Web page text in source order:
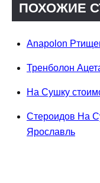
ПОХОЖИЕ
Anapolon
Тренболон
На Сушку
Стероидов На
Ярославль